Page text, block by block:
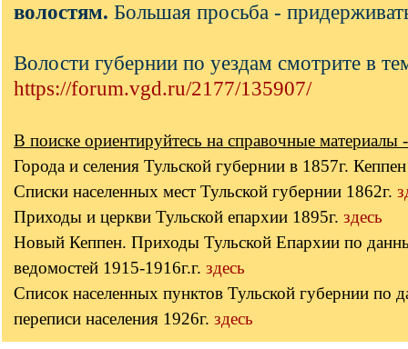
волостям. Большая просьба -
Волости губернии по уездам смотрите в
https://forum.vgd.ru/2177/135907/
В поиске ориентируйтесь на справочные материалы -
Города и селения Тульской губернии в 1857г.
Списки населенных мест Тульской губернии 1862г.
Приходы и церкви Тульской епархии 1895г. здесь
Новый Кеппен. Приходы Тульской Епархии по
ведомостей 1915-1916г.г. здесь
Список населенных пунктов Тульской губернии по
переписи населения 1926г. здесь